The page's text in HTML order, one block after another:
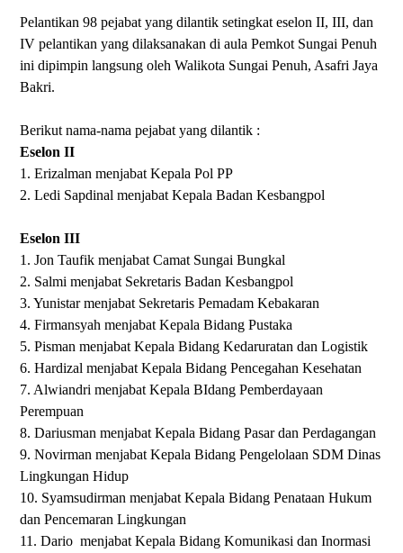
Pelantikan 98 pejabat yang dilantik setingkat eselon II, III, dan
IV pelantikan yang dilaksanakan di aula Pemkot Sungai Penuh
ini dipimpin langsung oleh Walikota Sungai Penuh, Asafri Jaya
Bakri.
Berikut nama-nama pejabat yang dilantik :
Eselon II
1. Erizalman menjabat Kepala Pol PP
2. Ledi Sapdinal menjabat Kepala Badan Kesbangpol
Eselon III
1. Jon Taufik menjabat Camat Sungai Bungkal
2. Salmi menjabat Sekretaris Badan Kesbangpol
3. Yunistar menjabat Sekretaris Pemadam Kebakaran
4. Firmansyah menjabat Kepala Bidang Pustaka
5. Pisman menjabat Kepala Bidang Kedaruratan dan Logistik
6. Hardizal menjabat Kepala Bidang Pencegahan Kesehatan
7. Alwiandri menjabat Kepala BIdang Pemberdayaan
Perempuan
8. Dariusman menjabat Kepala Bidang Pasar dan Perdagangan
9. Novirman menjabat Kepala Bidang Pengelolaan SDM Dinas
Lingkungan Hidup
10. Syamsudirman menjabat Kepala Bidang Penataan Hukum
dan Pencemaran Lingkungan
11. Dario menjabat Kepala Bidang Komunikasi dan Inormasi